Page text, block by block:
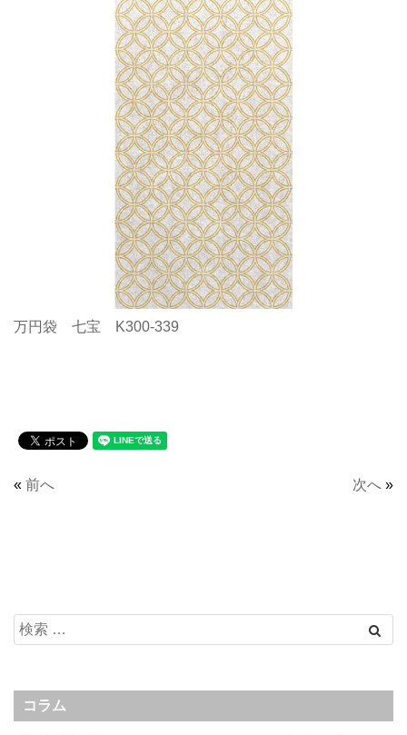
万円袋 七宝 K300-339
« 前へ 次へ »
コラム